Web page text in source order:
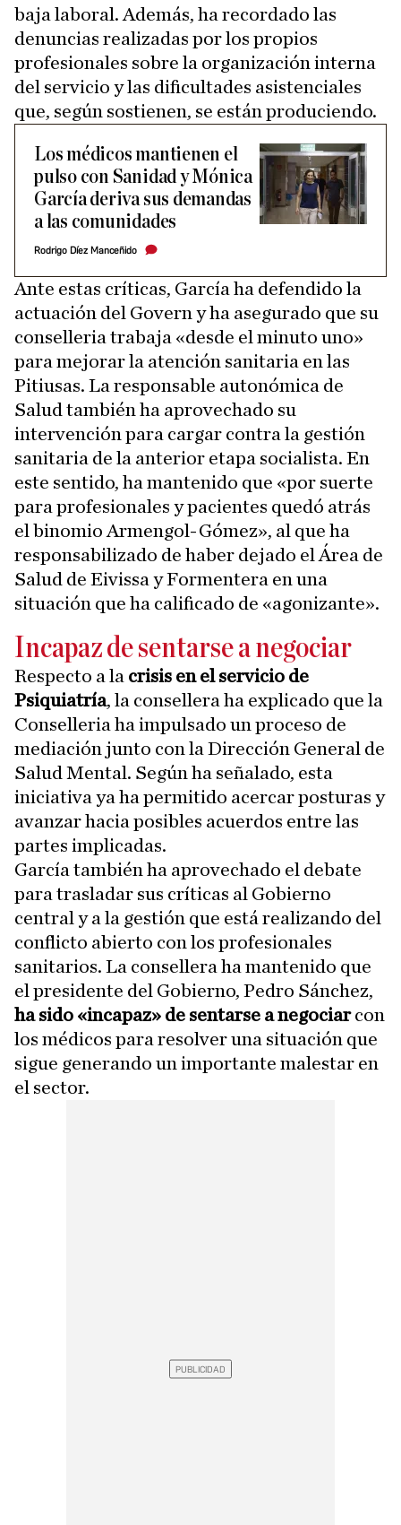
baja laboral. Además, ha recordado las
denuncias realizadas por los propios
profesionales sobre la organización interna
del servicio y las dificultades asistenciales
que, según sostienen, se están produciendo.
Los médicos mantienen el
pulso con Sanidad y Mónica
García deriva sus demandas
a las comunidades
Rodrigo Díez Manceñido
Ante estas críticas, García ha defendido la
actuación del Govern y ha asegurado que su
conselleria trabaja «desde el minuto uno»
para mejorar la atención sanitaria en las
Pitiusas. La responsable autonómica de
Salud también ha aprovechado su
intervención para cargar contra la gestión
sanitaria de la anterior etapa socialista. En
este sentido, ha mantenido que «por suerte
para profesionales y pacientes quedó atrás
el binomio Armengol-Gómez», al que ha
responsabilizado de haber dejado el Área de
Salud de Eivissa y Formentera en una
situación que ha calificado de «agonizante».
Incapaz de sentarse a negociar
Respecto a la crisis en el servicio de
Psiquiatría, la consellera ha explicado que la
Conselleria ha impulsado un proceso de
mediación junto con la Dirección General de
Salud Mental. Según ha señalado, esta
iniciativa ya ha permitido acercar posturas y
avanzar hacia posibles acuerdos entre las
partes implicadas.
García también ha aprovechado el debate
para trasladar sus críticas al Gobierno
central y a la gestión que está realizando del
conflicto abierto con los profesionales
sanitarios. La consellera ha mantenido que
el presidente del Gobierno, Pedro Sánchez,
ha sido «incapaz» de sentarse a negociarcon
los médicos para resolver una situación que
sigue generando un importante malestar en
el sector.